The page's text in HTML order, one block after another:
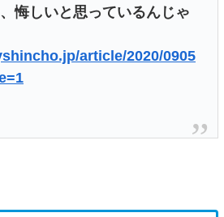
悔しいと思っているんじゃ
article/2020/0905